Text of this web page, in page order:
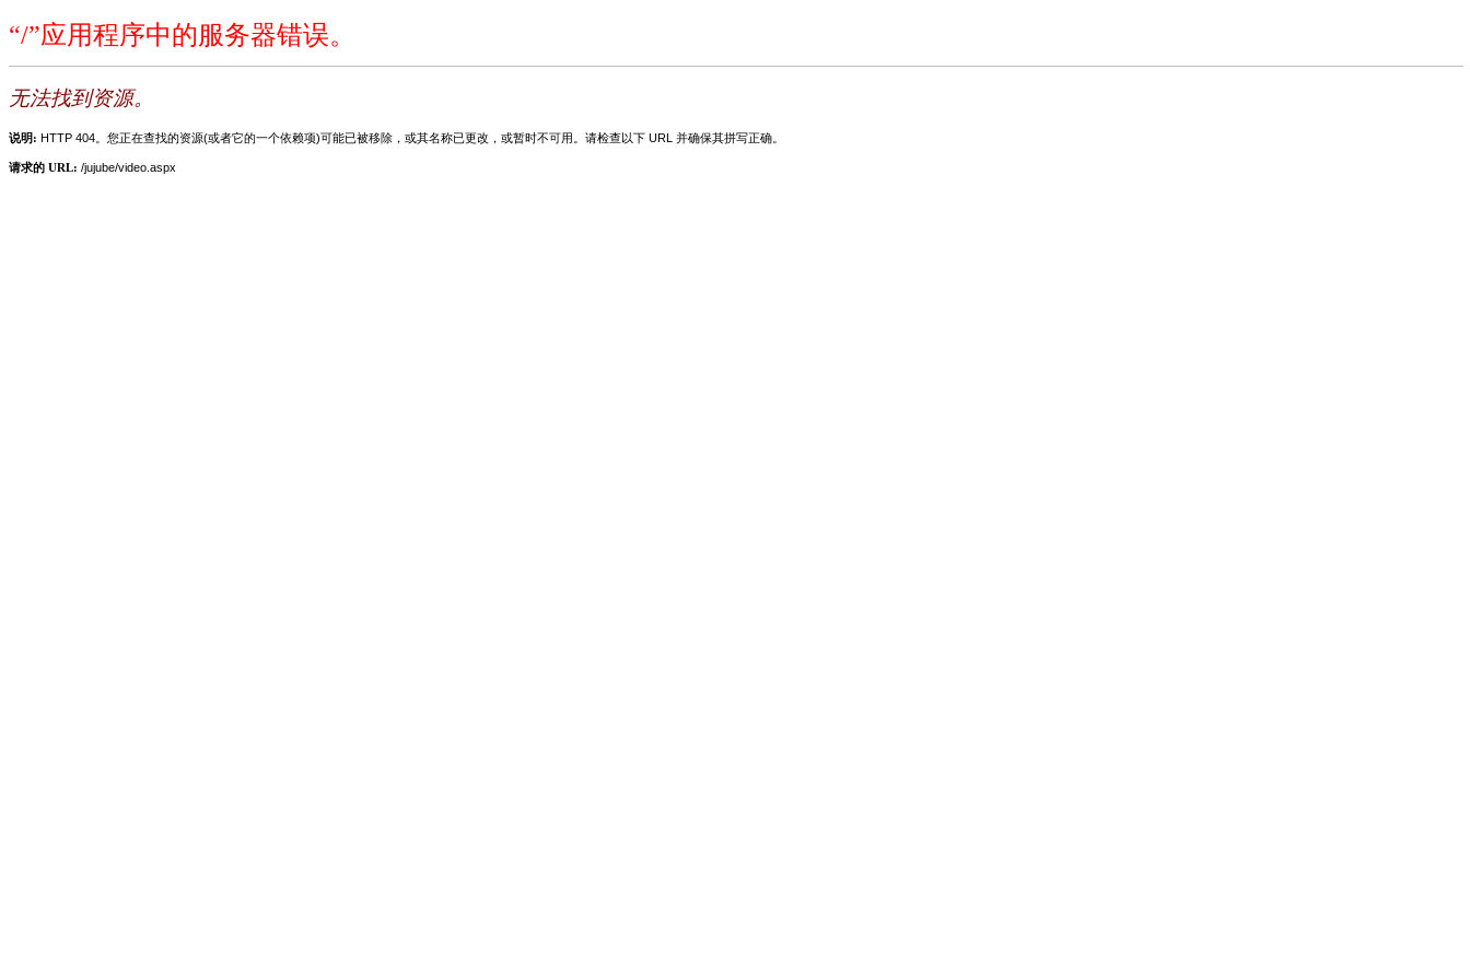
“/”应用程序中的服务器错误。
无法找到资源。
说明: HTTP 404。您正在查找的资源(或者它的一个依赖项)可能已被移除，或其名称已更改，或暂时不可用。请检查以下 URL 并确保其拼写正确。
请求的 URL: /jujube/video.aspx